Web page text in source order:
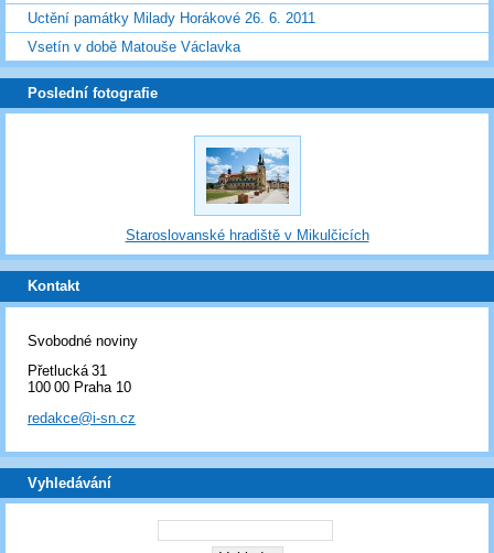
Uctění památky Milady Horákové 26. 6. 2011
Vsetín v době Matouše Václavka
Poslední fotografie
Staroslovanské hradiště v Mikulčicích
Kontakt
Svobodné noviny
Přetlucká 31
100 00 Praha 10
redakce@i-sn.cz
Vyhledávání